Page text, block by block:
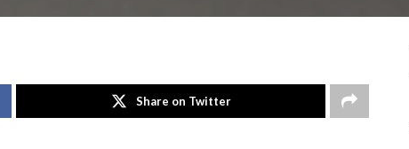
Share on Twitter